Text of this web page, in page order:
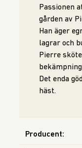
Passionen
gården av
Han äger
lagrar och
Pierre
Det enda
häst.
Producent: